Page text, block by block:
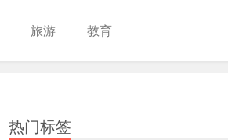
旅游 教育
热门标签